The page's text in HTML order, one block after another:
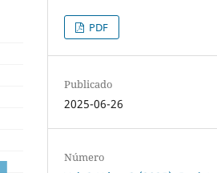
PDF
Publicado
2025-06-26
Número